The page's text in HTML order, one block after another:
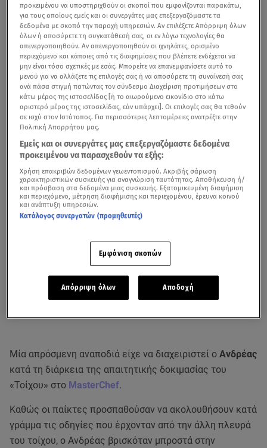
Μία απρόσμενη αναποδιά είχε να διαχειριστεί ο Ανδρέας
κατά τη διάρκεια της απαιτητικής δοκιμασίας του
«Τοίχου» στο MasterChef.
Καθώς οι παίκτες προσπαθούσαν να ακολουθήσουν κατά
γράμμα τις οδηγίες που έρχονταν από την άλλη πλευρά
του τοίχου, ο Ανδρέας βρισκόταν μπροστά στην
προκειμένου να υποστηριχθούν οι σκοποί που εμφανίζονται παρακάτω,
για τους οποίους εμείς και οι συνεργάτες μας επεξεργαζόμαστε τα
δεδομένα με σκοπό την παροχή υπηρεσιών. Αν επιλέξετε Απόρριψη όλων
όλων ή αποσύρετε τη συγκατάθεσή σας, οι εν λόγω τεχνολογίες θα
απενεργοποιηθούν. Αν απενεργοποιηθούν οι ιχνηλάτες, ορισμένο
περιεχόμενο και κάποιες από τις διαφημίσεις που βλέπετε ενδέχεται να
μην είναι τόσο σχετικές με εσάς. Μπορείτε να επανεμφανίσετε αυτό το
μενού για να αλλάξετε τις επιλογές σας ή να αποσύρετε τη συναίνεσή σας
ανά πάσα στιγμή πατώντας τον σύνδεσμο Διαχείριση προτιμήσεων στο
κάτω μέρος της ιστοσελίδας [ή το αιωρούμενο εικονίδιο στο κάτω
αριστερό μέρος της ιστοσελίδας, εάν υπάρχει]. Οι επιλογές σας θα τεθούν
σε ισχύ στον Ιστότοπος. Για περισσότερες λεπτομέρειες ανατρέξτε στην
Πολιτική Απορρήτου μας.
Εμείς και οι συνεργάτες μας επεξεργαζόμαστε δεδομένα
προκειμένου να παρασχεθούν τα εξής:
Χρήση επακριβών δεδομένων γεωεντοπισμού. Ακριβής σάρωση
χαρακτηριστικών συσκευής για αναγνώριση ταυτότητας. Αποθήκευση ή/
και πρόσβαση στα δεδομένα μιας συσκευής. Εξατομικευμένη διαφήμιση
και περιεχόμενο, μέτρηση διαφήμισης και περιεχομένου, έρευνα κοινού
και ανάπτυξη υπηρεσιών.
Κατάλογος συνεργατών (προμηθευτές)
Εμφάνιση σκοπών
Απόρριψη όλων Αποδοχή